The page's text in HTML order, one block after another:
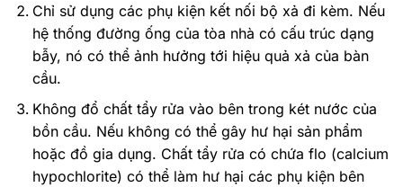
Chỉ sử dụng các phụ kiện kết nối bộ xả đi kèm. Nếu
hệ thống đường ống của tòa nhà có cấu trúc dạng
bẫy, nó có thể ảnh hưởng tới hiệu quả xả của bàn
cầu.
Không đổ chất tẩy rửa vào bên trong két nước của
bồn cầu. Nếu không có thể gây hư hại sản phẩm
hoặc đồ gia dụng. Chất tẩy rửa có chứa flo (calcium
hypochlorite) có thể làm hư hại các phụ kiện bên